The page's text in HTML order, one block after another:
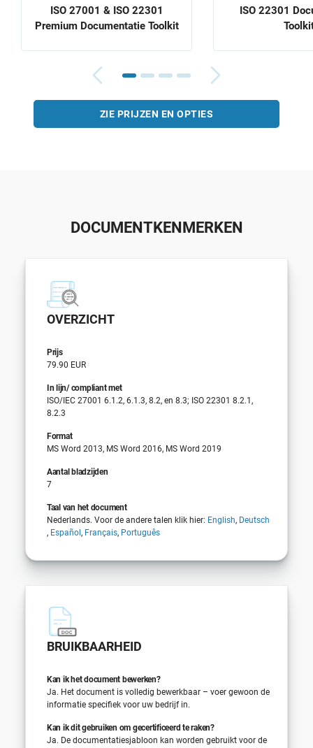
ISO 27001 & ISO 22301
Premium Documentatie Toolkit
ISO 22301
ZIE PRIJZEN EN OPTIES
DOCUMENTKENMERKEN
OVERZICHT
Prijs
79.90 EUR
In lijn/ compliant met
ISO/IEC 27001 6.1.2, 6.1.3, 8.2, en 8.3; ISO 22301 8.2.1,
8.2.3
Format
MS Word 2013, MS Word 2016, MS Word 2019
Aantal bladzijden
7
Taal van het document
Nederlands. Voor de andere talen klik hier: English, Deutsch
, Español, Français, Português
BRUIKBAARHEID
Kan ik het document bewerken?
Ja. Het document is volledig bewerkbaar – voer gewoon de
informatie specifiek voor uw bedrijf in.
Kan ik dit gebruiken om gecertificeerd te raken?
Ja. De documentatiesjabloon kan worden gebruikt voor de